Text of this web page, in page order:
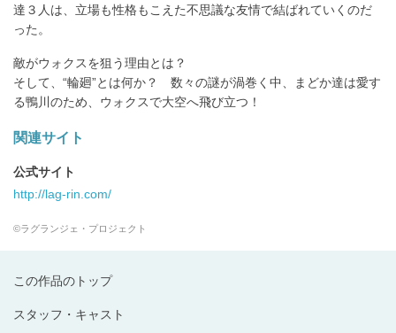
この作品のトップ
スタッフ・キャスト
達３人は、立場も性格もこえた不思議な友情で結ばれていくのだ
った。
敵がウォクスを狙う理由とは？
そして、“輪廻”とは何か？ 数々の謎が渦巻く中、まどか達は愛す
る鴨川のため、ウォクスで大空へ飛び立つ！
関連サイト
公式サイト
http://lag-rin.com/
©ラグランジェ・プロジェクト